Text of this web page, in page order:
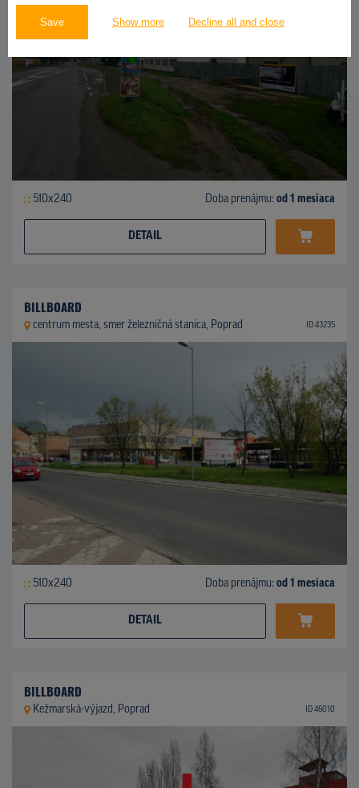
Save Show more Decline all and close
510x240 Doba prenájmu: od 1 mesiaca
DETAIL
BILLBOARD
centrum mesta, smer železničná stanica, Poprad ID 43235
510x240 Doba prenájmu: od 1 mesiaca
DETAIL
BILLBOARD
Kežmarská-výjazd, Poprad ID 46010